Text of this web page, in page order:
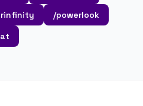
/powerlook